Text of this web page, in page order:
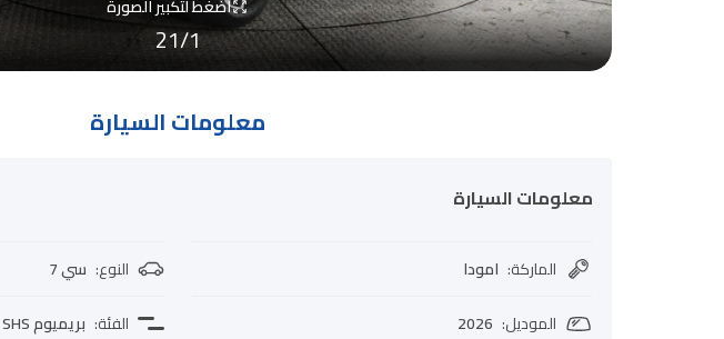
اضغط لتكبير الصورة
1
/
21
معلومات السيارة
معلومات السيارة
الماركة: امودا النوع: سي 7
الموديل:
2026 الفئة: بريميوم SHS